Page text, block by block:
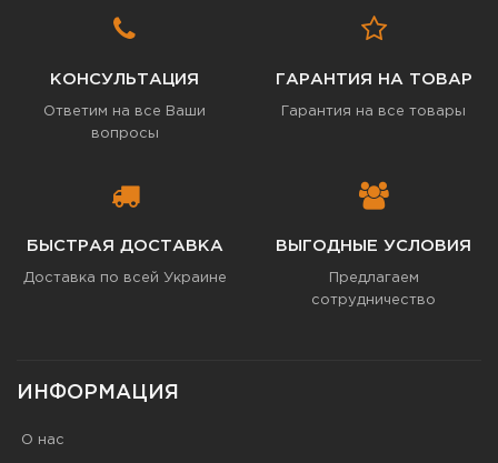
КОНСУЛЬТАЦИЯ
Ответим на все Ваши
вопросы
ГАРАНТИЯ НА ТОВАР
Гарантия на все товары
БЫСТРАЯ ДОСТАВКА
Доставка по всей Украине
ВЫГОДНЫЕ УСЛОВИЯ
Предлагаем
сотрудничество
ИНФОРМАЦИЯ
О нас